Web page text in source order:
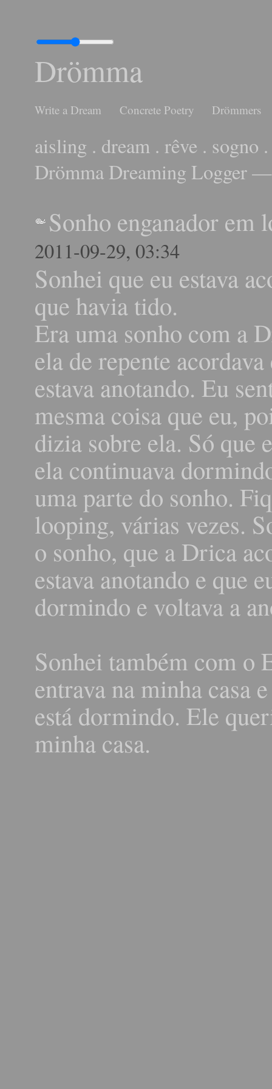
Drömma
Write a Dream Concrete Poetry Drömmers
aisling . dream . rêve . sogno
Drömma Dreaming Logger
Sonho enganador em
2011-09-29, 03:34
Sonhei que eu estava
que havia tido.
Era uma sonho com a
ela de repente
estava anotando. Eu
mesma coisa que eu,
dizia sobre ela. Só que
ela continuava
uma parte do sonho.
looping, várias vezes.
o sonho, que a Drica
estava anotando e que
dormindo e voltava a
Sonhei também com
entrava na minha casa
está dormindo. Ele
minha casa.